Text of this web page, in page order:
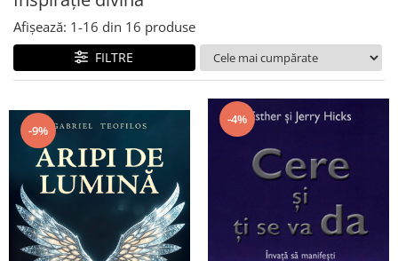
Seria Anton Parks
Seria David Icke
Seria Immanuel Velikovsky
Spiritualitate
Extratereștrii
Transformare spirituală
Psihologie
Afișează: 1-16 din 16 produse
FILTRE
-9%
-4%